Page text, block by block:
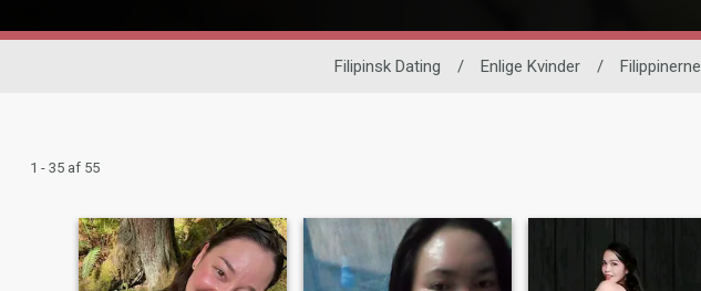
Filipinsk Dating / Enlige Kvinder / Filippinerne
1 - 35 af 55